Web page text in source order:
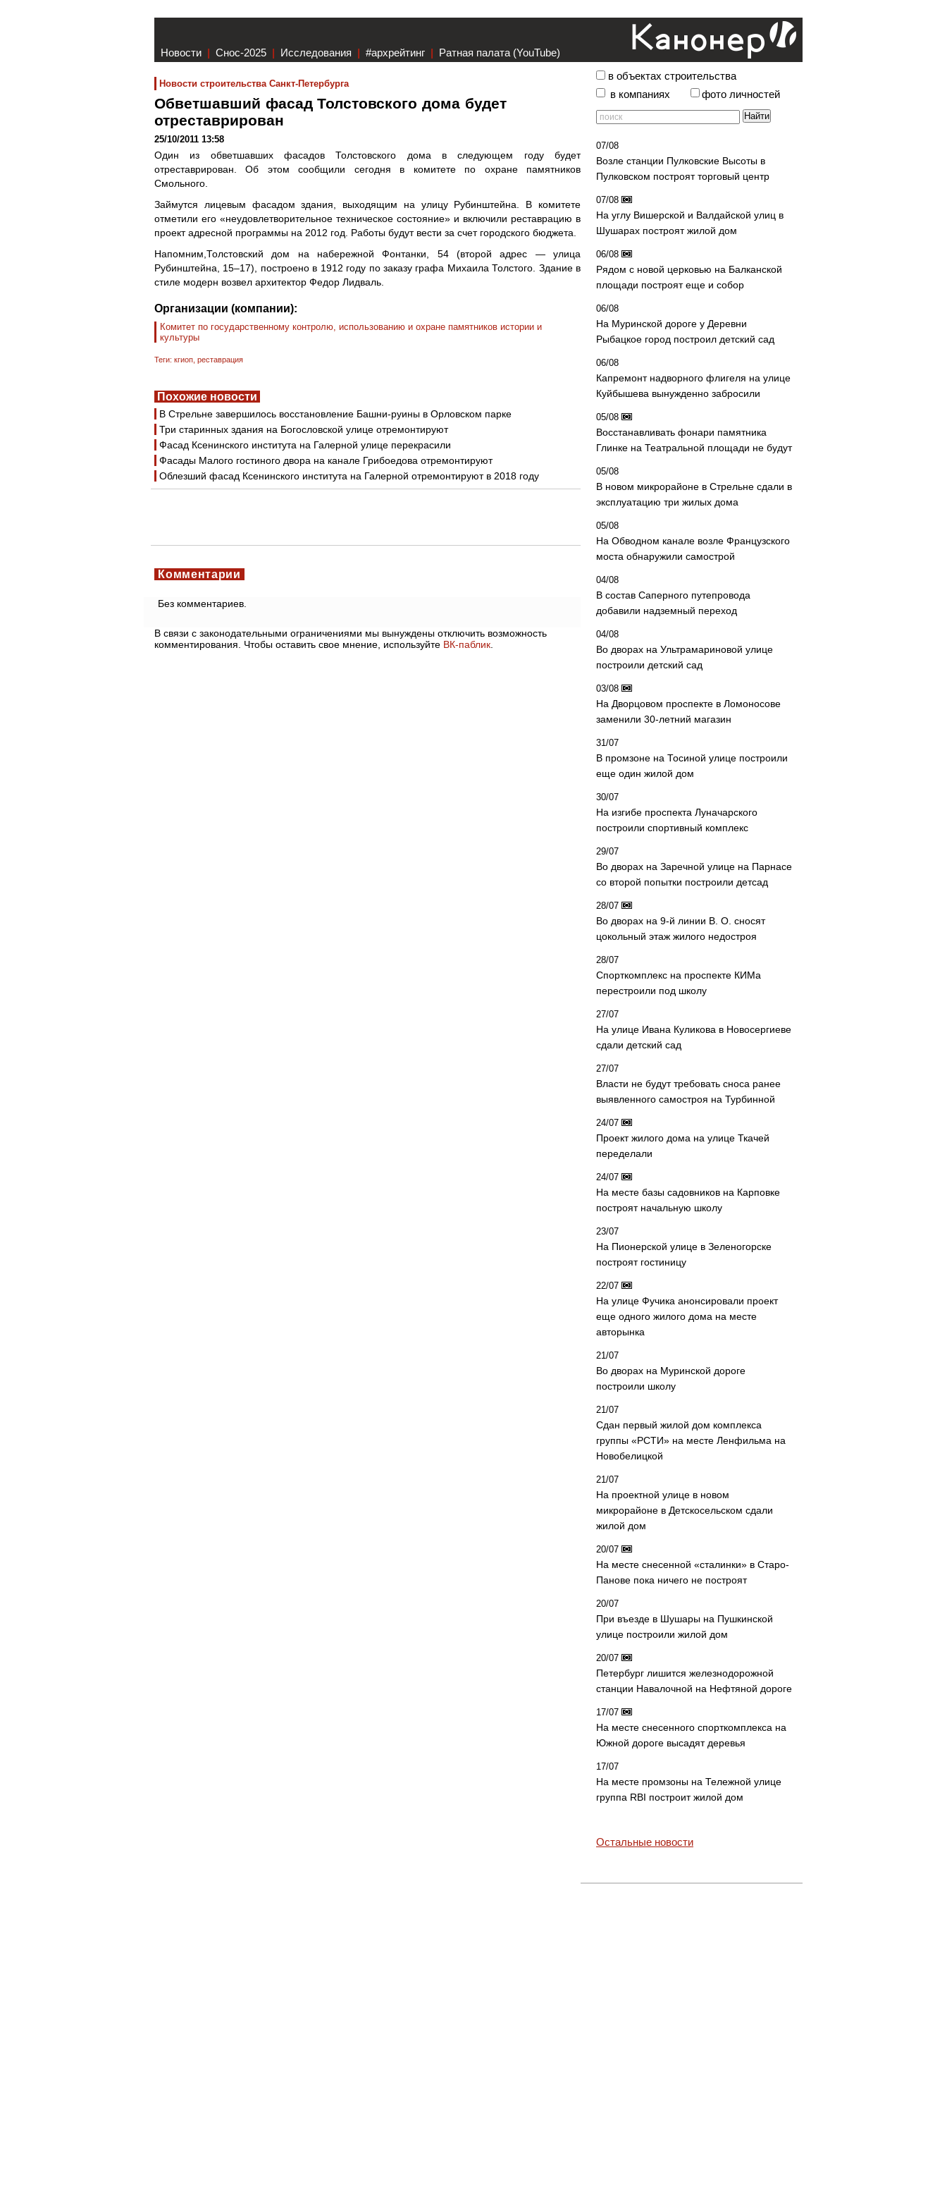
Новости | Снос-2025 | Исследования | #архрейтинг | Ратная палата (YouTube)
Новости строительства Санкт-Петербурга
Обветшавший фасад Толстовского дома будет
отреставрирован
25/10/2011 13:58
Один из обветшавших фасадов Толстовского дома в следующем году будет
отреставрирован. Об этом сообщили сегодня в комитете по охране памятников
Смольного.
Займутся лицевым фасадом здания, выходящим на улицу Рубинштейна. В комитете
отметили его «неудовлетворительное техническое состояние» и включили реставрацию в
проект адресной программы на 2012 год. Работы будут вести за счет городского бюджета.
Напомним,Толстовский дом на набережной Фонтанки, 54 (второй адрес — улица
Рубинштейна, 15–17), построено в 1912 году по заказу графа Михаила Толстого. Здание в
стиле модерн возвел архитектор Федор Лидваль.
Организации (компании):
Комитет по государственному контролю, использованию и охране памятников истории и
культуры
Теги: кгиоп реставрация
Похожие новости
В Стрельне завершилось восстановление Башни-руины в Орловском парке
Три старинных здания на Богословской улице отремонтируют
Фасад Ксенинского института на Галерной улице перекрасили
Фасады Малого гостиного двора на канале Грибоедова отремонтируют
Облезший фасад Ксенинского института на Галерной отремонтируют в 2018 году
Комментарии
Без комментариев.
В связи с законодательными ограничениями мы вынуждены отключить возможность
комментирования. Чтобы оставить свое мнение, используйте ВК-паблик
в объектах строительства
в компаниях
фото личностей
07/08
Возле станции Пулковские Высоты в
Пулковском построят торговый центр
07/08
На углу Вишерской и Валдайской улиц в
Шушарах построят жилой дом
06/08
Рядом с новой церковью на Балканской
площади построят еще и собор
06/08
На Муринской дороге у Деревни
Рыбацкое город построил детский сад
06/08
Капремонт надворного флигеля на улице
Куйбышева вынужденно забросили
05/08
Восстанавливать фонари памятника
Глинке на Театральной площади не будут
05/08
В новом микрорайоне в Стрельне сдали в
эксплуатацию три жилых дома
05/08
На Обводном канале возле Французского
моста обнаружили самострой
04/08
В состав Саперного путепровода
добавили надземный переход
04/08
Во дворах на Ультрамариновой улице
построили детский сад
03/08
На Дворцовом проспекте в Ломоносове
заменили 30-летний магазин
31/07
В промзоне на Тосиной улице построили
еще один жилой дом
30/07
На изгибе проспекта Луначарского
построили спортивный комплекс
29/07
Во дворах на Заречной улице на Парнасе
со второй попытки построили детсад
28/07
Во дворах на 9-й линии В. О. сносят
цокольный этаж жилого недостроя
28/07
Спорткомплекс на проспекте КИМа
перестроили под школу
27/07
На улице Ивана Куликова в Новосергиеве
сдали детский сад
27/07
Власти не будут требовать сноса ранее
выявленного самостроя на Турбинной
24/07
Проект жилого дома на улице Ткачей
переделали
24/07
На месте базы садовников на Карповке
построят начальную школу
23/07
На Пионерской улице в Зеленогорске
построят гостиницу
22/07
На улице Фучика анонсировали проект
еще одного жилого дома на месте
авторынка
21/07
Во дворах на Муринской дороге
построили школу
21/07
Сдан первый жилой дом комплекса
группы «РСТИ» на месте Ленфильма на
Новобелицкой
21/07
На проектной улице в новом
микрорайоне в Детскосельском сдали
жилой дом
20/07
На месте снесенной «сталинки» в Старо-
Панове пока ничего не построят
20/07
При въезде в Шушары на Пушкинской
улице построили жилой дом
20/07
Петербург лишится железнодорожной
станции Навалочной на Нефтяной дороге
17/07
На месте снесенного спорткомплекса на
Южной дороге высадят деревья
17/07
На месте промзоны на Тележной улице
группа RBI построит жилой дом
Остальные новости